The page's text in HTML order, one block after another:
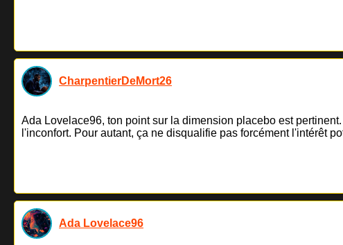
CharpentierDeMort26
Ada Lovelace96, ton point sur la dimension placebo est
l'inconfort. Pour autant, ça ne disqualifie pas forcément l'intérêt
Ada Lovelace96